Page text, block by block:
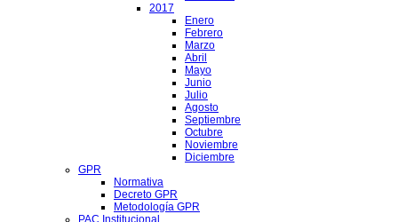
2017
Enero
Febrero
Marzo
Abril
Mayo
Junio
Julio
Agosto
Septiembre
Octubre
Noviembre
Diciembre
GPR
Normativa
Decreto GPR
Metodología GPR
PAC Institucional